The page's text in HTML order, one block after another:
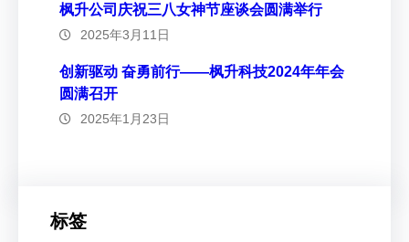
枫升公司庆祝三八女神节座谈会圆满举行
2025年3月11日
创新驱动 奋勇前行——枫升科技2024年年会
圆满召开
2025年1月23日
标签